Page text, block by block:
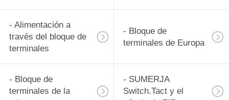
- Alimentación a
través del bloque de
terminales
- Bloque de
terminales de Europa
- Bloque de
terminales de la
- SUMERJA
Switch.Tact y el